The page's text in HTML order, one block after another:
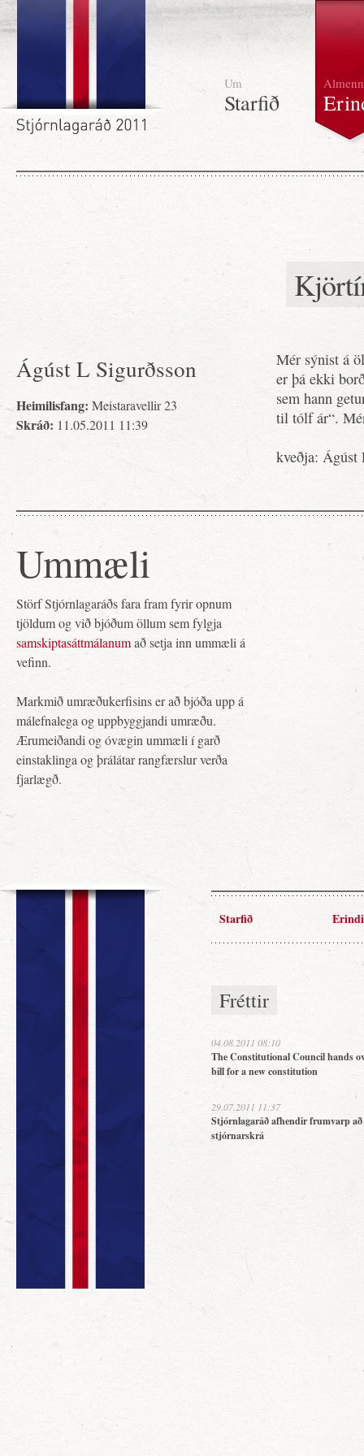
Um
Starfið
Almenn
Ágúst L Sigurðsson
Heimilisfang: Meistaravellir 23
Skráð: 11.05.2011 11:39
Mér sýnist á
er þá ekki
sem hann
til tólf ár“.
kveðja: Ágúst
Ummæli
Störf Stjórnlagaráðs fara fram fyrir opnum
tjöldum og við bjóðum öllum sem fylgja
samskiptasáttmálanumað setja inn ummæli á
vefinn.
Markmið umræðukerfisins er að bjóða upp á
málefnalega og uppbyggjandi umræðu.
Ærumeiðandi og óvægin ummæli í garð
einstaklinga og þrálátar rangfærslur verða
fjarlægð.
Starfið Erindi
Fréttir
04.08.2011 08:10
The Constitutional Council hands
bill for a new constitution
29.07.2011 11:37
Stjórnlagaráð afhendir frumvarp
stjórnarskrá